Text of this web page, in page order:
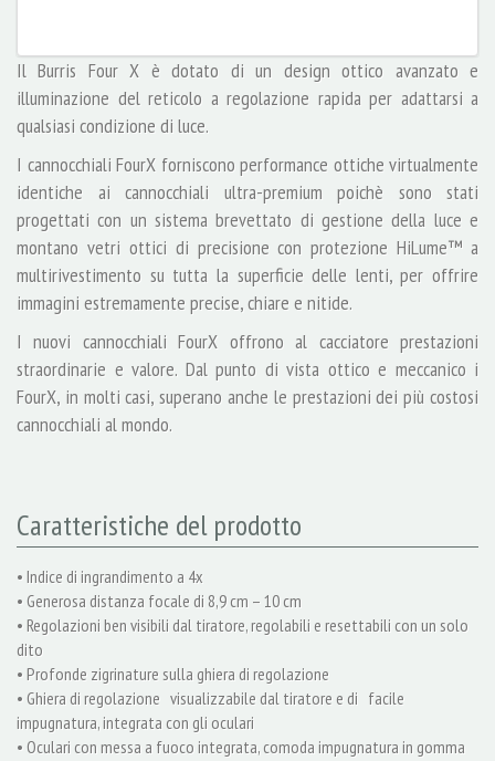
Il Burris Four X è dotato di un design ottico avanzato e
illuminazione del reticolo a regolazione rapida per adattarsi a
qualsiasi condizione di luce.
I cannocchiali FourX forniscono performance ottiche virtualmente
identiche ai cannocchiali ultra-premium poichè sono stati
progettati con un sistema brevettato di gestione della luce e
montano vetri ottici di precisione con protezione HiLume™ a
multirivestimento su tutta la superficie delle lenti, per offrire
immagini estremamente precise, chiare e nitide.
I nuovi cannocchiali FourX offrono al cacciatore prestazioni
straordinarie e valore. Dal punto di vista ottico e meccanico i
FourX, in molti casi, superano anche le prestazioni dei più costosi
cannocchiali al mondo.
Caratteristiche del prodotto
• Indice di ingrandimento a 4x
• Generosa distanza focale di 8,9 cm – 10 cm
• Regolazioni ben visibili dal tiratore, regolabili e resettabili con un solo
dito
• Profonde zigrinature sulla ghiera di regolazione
• Ghiera di regolazione visualizzabile dal tiratore e di facile
impugnatura, integrata con gli oculari
• Oculari con messa a fuoco integrata, comoda impugnatura in gomma